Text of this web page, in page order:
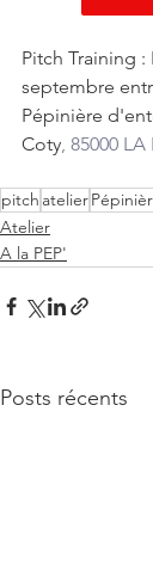
Pitch Training :
septembre
Pépinière
Coty , 85000
pitch atelier
Atelier
A la PEP'
Posts récents